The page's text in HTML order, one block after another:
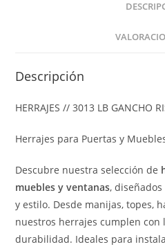
Descripción
HERRAJES // 3013 LB GANCHO
Herrajes para Puertas y
Descubre nuestra selección de
muebles y ventanas,
y estilo. Desde manijas, topes,
nuestros herrajes cumplen con
durabilidad. Ideales para